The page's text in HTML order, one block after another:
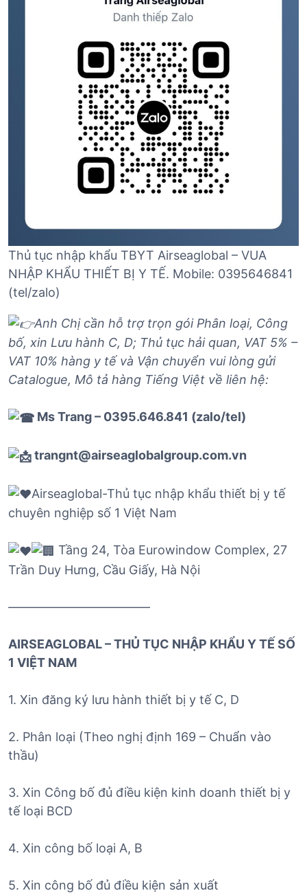
Thủ tục nhập khẩu TBYT Airseaglobal – VUA
NHẬP KHẨU THIẾT BỊ Y TẾ. Mobile: 0395646841
(tel/zalo)
Anh Chị cần hỗ trợ trọn gói Phân loại, Công
bố, xin Lưu hành C, D; Thủ tục hải quan, VAT 5% –
VAT 10% hàng y tế và Vận chuyển vui lòng gửi
Catalogue, Mô tả hàng Tiếng Việt về liên hệ:
Ms Trang – 0395.646.841 (zalo/tel)
trangnt@airseaglobalgroup.com.vn
Airseaglobal-Thủ tục nhập khẩu thiết bị y tế
chuyên nghiệp số 1 Việt Nam
Tầng 24, Tòa Eurowindow Complex, 27
Trần Duy Hưng, Cầu Giấy, Hà Nội
———————————–
AIRSEAGLOBAL – THỦ TỤC NHẬP KHẨU Y TẾ SỐ
1 VIỆT NAM
1. Xin đăng ký lưu hành thiết bị y tế C, D
2. Phân loại (Theo nghị định 169 – Chuẩn vào
thầu)
3. Xin Công bố đủ điều kiện kinh doanh thiết bị y
tế loại BCD
4. Xin công bố loại A, B
5. Xin công bố đủ điều kiện sản xuất